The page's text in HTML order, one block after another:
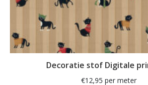
siamees
smal
sneeuwpopDecoratie stof Digitale
€12,95 per meter